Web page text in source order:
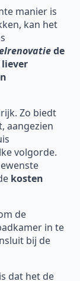
manier is
kan het
de
Zo biedt
aangezien
volgorde.
kosten
de
in te
bij de
dat het de